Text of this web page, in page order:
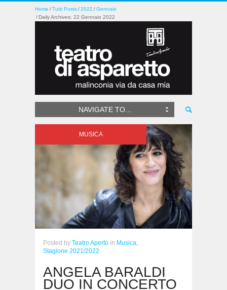
Home Tutti Posts 2022
Gennaio
Daily Archives: 22 Gennaio 2022
NAVIGATE TO...
MUSICA
Posted by Teatro Aperto in Musica,
Stagione 2021/2022
ANGELA BARALDI
DUO IN CONCERTO